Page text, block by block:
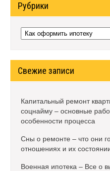
Рубрики
Рубрики
Свежие записи
Капитальный ремонт
соцнайму – основные
особенности процесса
Сны о ремонте – что они
отношениях и их
Военная ипотека – Все о